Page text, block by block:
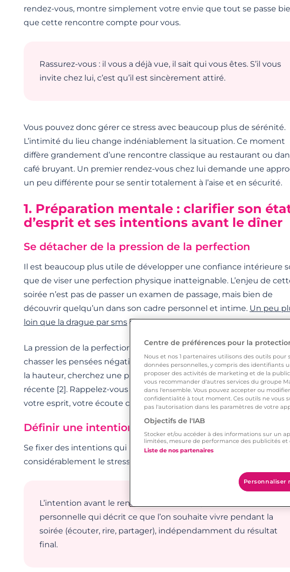
rendez-vous, montre simplement votre envie que tout se passe
que cette rencontre compte pour vous.
Rassurez-vous : il vous a déjà vue, il sait qui vous êtes. S’il vous
invite chez lui, c’est qu’il est sincèrement attiré.
Vous pouvez donc gérer ce stress avec beaucoup plus de sérénité.
L’intimité du lieu change indéniablement la situation. Ce moment
diffère grandement d’une rencontre classique au restaurant ou
café bruyant. Un premier rendez-vous chez lui demande une
un peu différente pour se sentir totalement à l’aise et en sécurité.
1. Préparation mentale : clarifier son
d’esprit et ses intentions avant le dîner
Se détacher de la pression de la perfection
Il est beaucoup plus utile de développer une confiance intérieure
que de viser une perfection physique inatteignable. L’enjeu de
soirée n’est pas de passer un examen de passage, mais bien de
découvrir quelqu’un dans son cadre personnel et intime. Un peu
loin que la drague par sms ou site de rencontre, du vrai !
La pression de la perfection est un piège courant qui paralyse. Pour
chasser les pensées négatives, comme la peur viscérale de ne pas
la hauteur, cherchez une preuve du contraire dans votre
récente [2]. Rappelez-vous un moment où vous avez su charmer
votre esprit, votre écoute ou votre humour.
Définir une intention positive pour la soirée
Se fixer des intentions qui ne sont pas liées au physique réduit
considérablement le stress avant un événement important [1].
L’intention avant le rendez-vous est une phrase courte et
personnelle qui décrit ce que l’on souhaite vivre pendant la
soirée (écouter, rire, partager), indépendamment du résultat
final.
Centre de préférences pour la
Nous et nos 1 partenaires utilisons des outils pour
données personnelles, y compris des identifiants
proposer des activités de marketing et de la
vous recommander d'autres services du groupe
dans l'ensemble. Vous pouvez accepter ou
confidentialité à tout moment. Ces outils ne vous
pas l'autorisation dans les paramètres de votre
Objectifs de l'IAB
Stocker et/ou accéder à des informations sur un
limitées, mesure de performance des publicités et
Liste de nos partenaires
Personnaliser